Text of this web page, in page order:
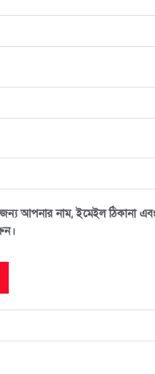
জন্য আপনার নাম, ইমেইল ঠিকানা